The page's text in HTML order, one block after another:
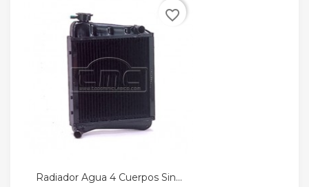
Radiador Agua 4 Cuerpos Sin...
favorite_border